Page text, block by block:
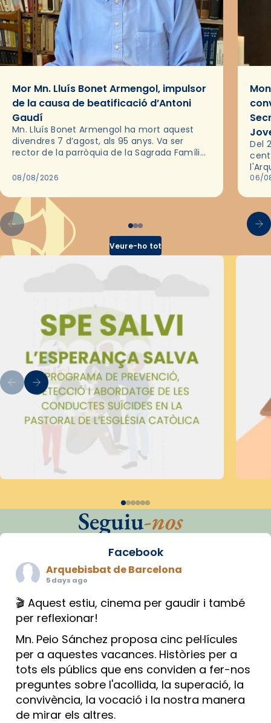
Mor Mn. Lluís Bonet Armengol, impulsor
de la causa de beatificació d’Antoni
Gaudí
Mn. Lluís Bonet Armengol ha mort aquest
divendres 7 d’agost, als 95 anys. Va ser
rector de la parròquia de la Sagrada Família
2018,…
08/08/2026
Del
les
06/
Veure-ho tot
Seguiu-nos
Facebook
Arquebisbat de Barcelona
5 days ago
🎬 Aquest estiu, cinema per gaudir i també
per reflexionar!
Mn. Peio Sánchez proposa cinc pel·lícules
per a aquestes vacances. Històries per a
tots els públics que ens conviden a fer-nos
preguntes sobre l'acollida, la superació, la
convivència, la vocació i la nostra manera
de mirar els altres.